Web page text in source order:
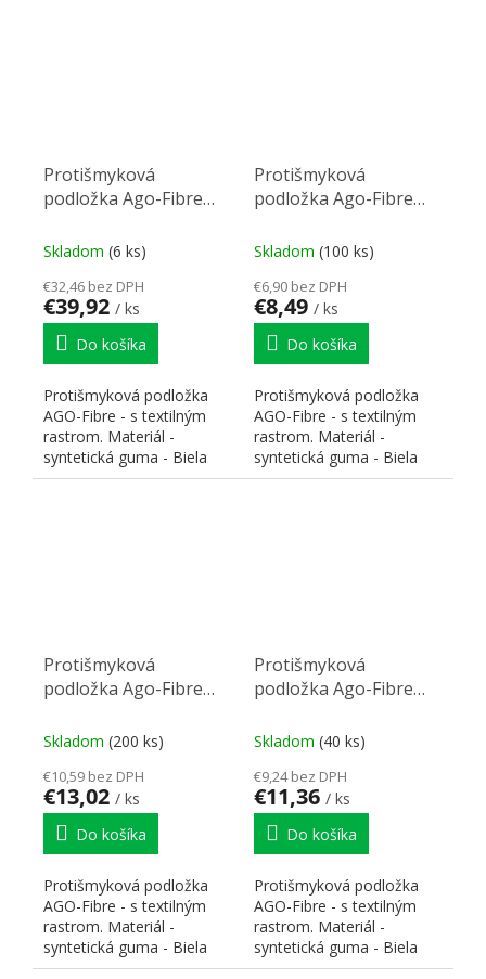
Protišmyková
podložka Ago-Fibre
Skladom (6 ks)
€32,46 bez DPH
€39,92 / ks
Do košíka
Protišmyková podložka
AGO-Fibre - s textilným
rastrom. Materiál -
syntetická guma - Biela
farba. Rozmer dosky 2100
Protišmyková
podložka Ago-Fibre
Skladom (100 ks)
€6,90 bez DPH
€8,49 / ks
Do košíka
Protišmyková podložka
AGO-Fibre - s textilným
rastrom. Materiál -
syntetická guma - Biela
farba. Rozmer dosky 522
Protišmyková
podložka Ago-Fibre
Skladom (200 ks)
€10,59 bez DPH
€13,02 / ks
Do košíka
Protišmyková podložka
AGO-Fibre - s textilným
rastrom. Materiál -
syntetická guma - Biela
farba. Rozmer dosky 822
Protišmyková
podložka Ago-Fibre
Skladom (40 ks)
€9,24 bez DPH
€11,36 / ks
Do košíka
Protišmyková podložka
AGO-Fibre - s textilným
rastrom. Materiál -
syntetická guma - Biela
farba. Rozmer dosky 722